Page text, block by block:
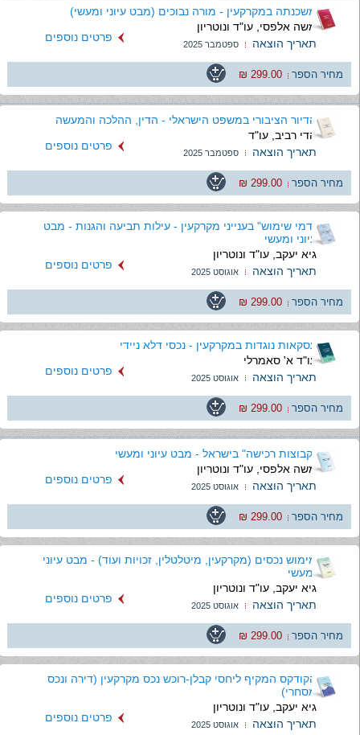
משכנתה במקרקעין - מורה נבוכים (מבט עיוני ומעשי)
משה אלפסי, עו"ד ונוטריון
תאריך הוצאה
ספטמבר 2025
פרטים נוספים
מחיר הספר 299.00 ₪
הדיור הציבורי במשפט הישראלי - הדין, ההלכה והמעשה
הדי רביב, עו"ד
תאריך הוצאה
ספטמבר 2025
פרטים נוספים
מחיר הספר 299.00 ₪
"דמי שימוש" בענייני מקרקעין - עילות תביעה והגנות - מבט
עיוני ומעשי
גיא יעקב, עו"ד ונוטריון
תאריך הוצאה
אוגוסט 2025
פרטים נוספים
מחיר הספר 299.00 ₪
עסקאות נוגדות במקרקעין - נכסי דלא ניידי
עו"ד א' סאמרלי
תאריך הוצאה
אוגוסט 2025
פרטים נוספים
מחיר הספר 299.00 ₪
"קבוצות רכישה" בישראל - מבט עיוני ומעשי
משה אלפסי, עו"ד ונוטריון
תאריך הוצאה
אוגוסט 2025
פרטים נוספים
מחיר הספר 299.00 ₪
מימוש נכסים (מקרקעין, מיטלטלין, זכויות ועוד) - מבט עיוני
ומעשי
גיא יעקב, עו"ד ונוטריון
תאריך הוצאה
אוגוסט 2025
פרטים נוספים
מחיר הספר 299.00 ₪
הקודקס המקיף ליחסי קבלן-רוכש נכס מקרקעין (דירה ונכס
מסחרי)
גיא יעקב, עו"ד ונוטריון
תאריך הוצאה
אוגוסט 2025
פרטים נוספים